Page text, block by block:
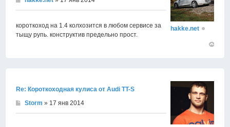
короткоход на 1.4 колхозится в любом сервисе за
тыщу рупь. конструктив предельно прост.
hakke.net
Re: Короткоходная кулиса от Audi TT-S
Storm » 17 янв 2014